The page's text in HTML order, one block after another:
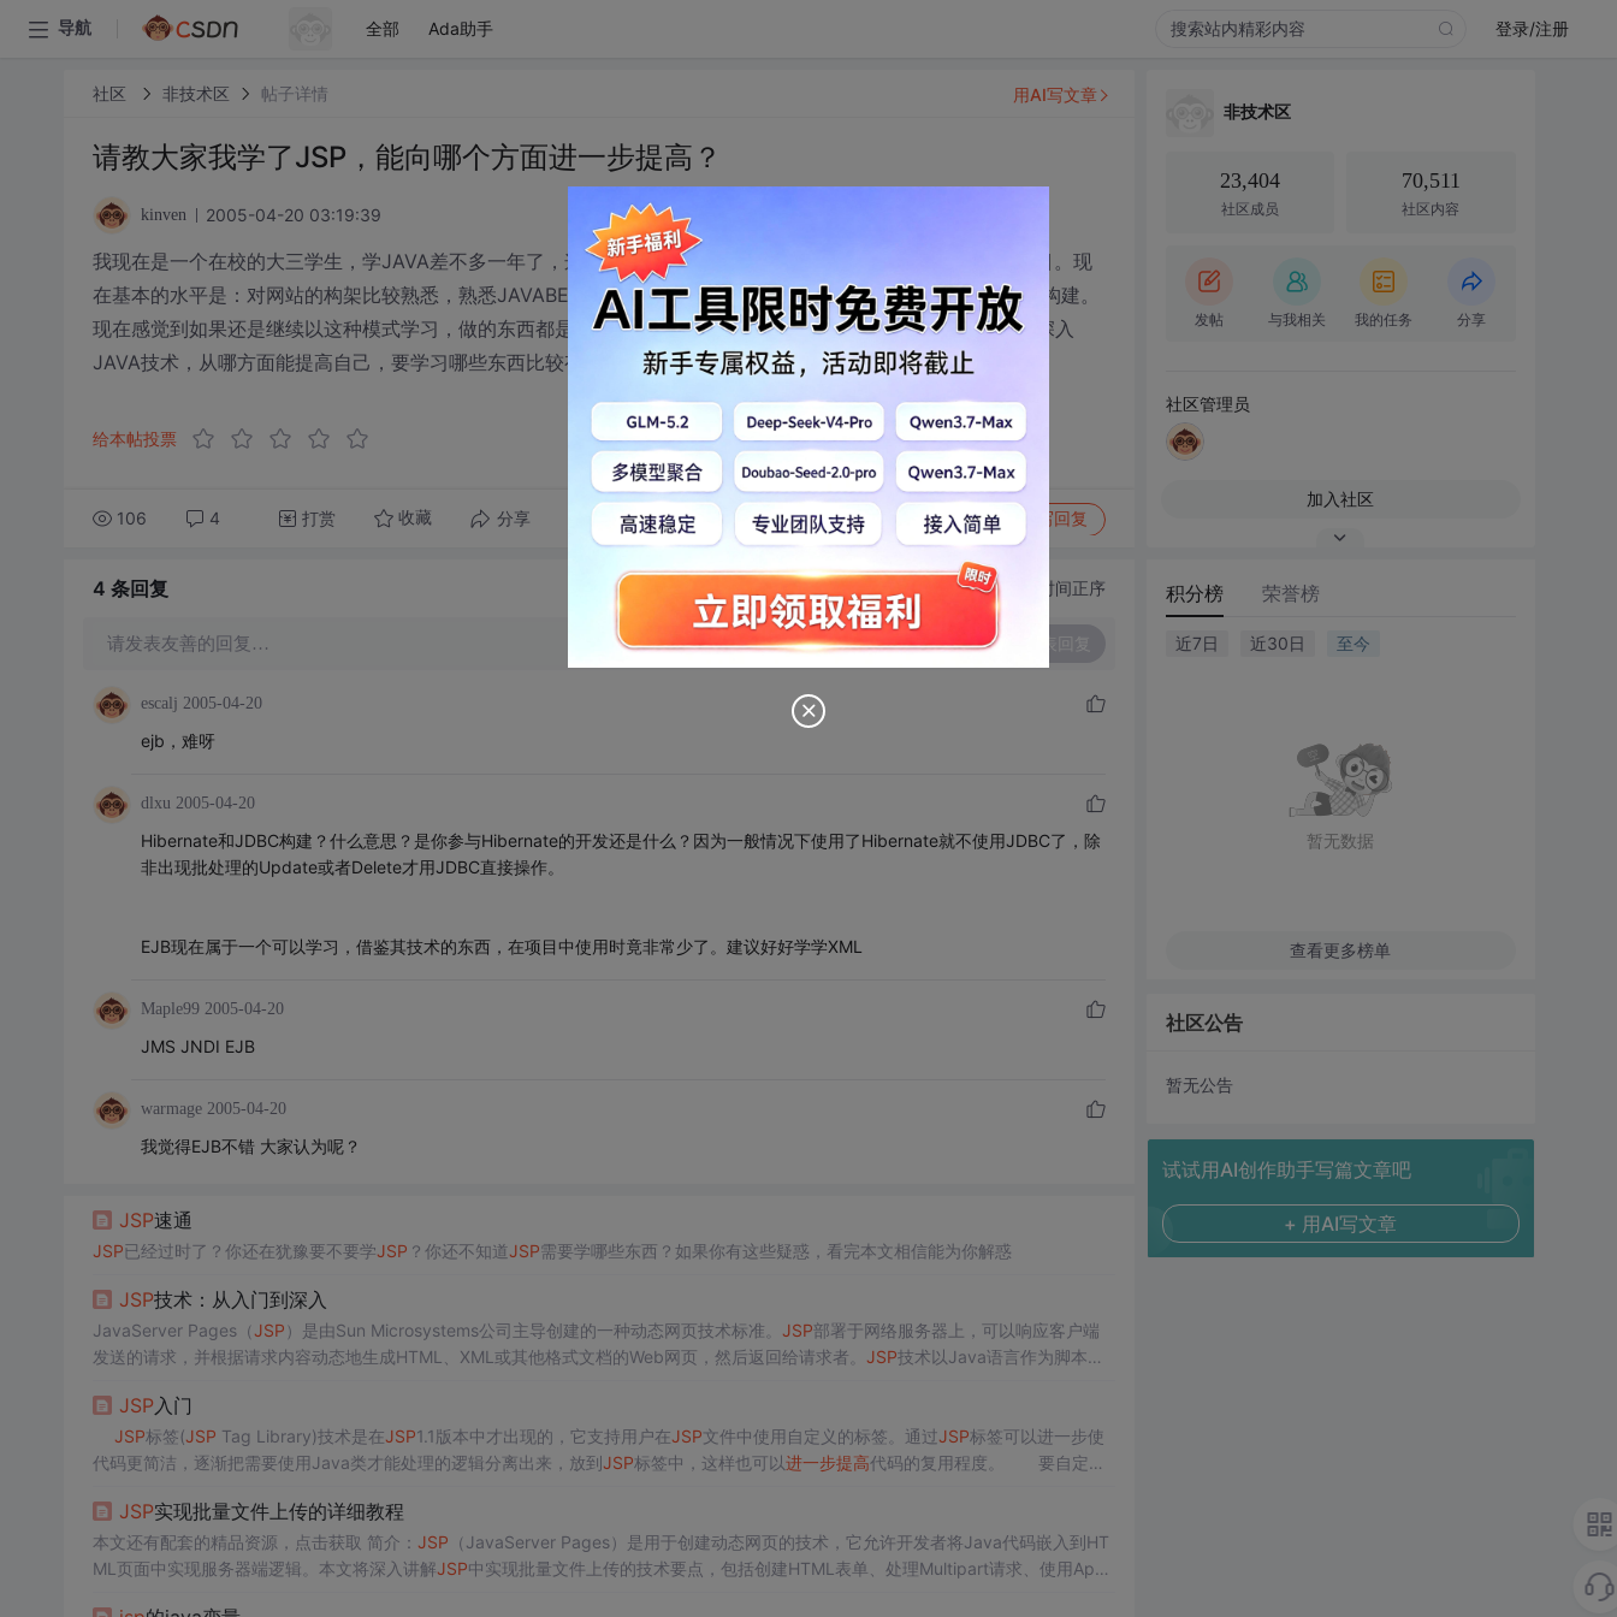
导航 全部 Ada助手 登录/注册
社区 非技术区 帖子详情
请教大家我学了JSP，能向哪个方面进一步提高？
kinven 2005-04-20 03:19:39
我现在是一个在校的大三学生，学JAVA差不多一年了，这其间主要学习的是JSP技术，也帮公司做过两个B/S项目。现
在基本的水平是：对网站的构架比较熟悉，熟悉JAVABEAN、JSP的编写，主要采用的技术是Hibernate和JDBC构建。
现在感觉到如果还是继续以这种模式学习，做的东西都是重复的，好像学不到新的技术。所以不知道如果要继续深入
JAVA技术，从哪方面能提高自己，要学习哪些东西比较有用？如果大家有相关的经验，请不吝指教。
给本帖投票
106 4 打赏 收藏 分享 转发到动态 举报 写回复
用AI写文章
4 条回复 切换为时间正序
请发表友善的回复…
escalj 2005-04-20
ejb，难呀
dlxu 2005-04-20
Hibernate和JDBC构建？什么意思？是你参与Hibernate的开发还是什么？因为一般情况下使用了Hibernate就不使用JDBC了，除
非出现批处理的Update或者Delete才用JDBC直接操作。
EJB现在属于一个可以学习，借鉴其技术的东西，在项目中使用时竟非常少了。建议好好学学XML
Maple99 2005-04-20
JMS JNDI EJB
warmage 2005-04-20
我觉得EJB不错 大家认为呢？
JSP速通
JSP已经过时了？你还在犹豫要不要学JSP ？你还不知道JSP需要学哪些东西？如果你有这些疑惑，看完本文相信能为你解惑
JSP技术：从入门到深入
JavaServer Pages（JSP ）是由Sun Microsystems公司主导创建的一种动态网页技术标准。 JSP部署于网络服务器上，可以响应客户端
发送的请求，并根据请求内容动态地生成HTML、XML或其他格式文档的Web网页，然后返回给请求者。 JSP技术以Java语言作为脚本语
而被广泛应用于各种网络应用程序的开发中。
JSP入门
JSP标签(JSP Tag Library)技术是在JSP1.1版本中才出现的，它支持用户在JSP文件中使用自定义的标签。通过JSP标签可以进一步使
代码更简洁，逐渐把需要使用Java类才能处理的逻辑分离出来，放到JSP标签中，这样也可以进一步提高代码的复用程度。 要自定义
JSP实现批量文件上传的详细教程
本文还有配套的精品资源，点击获取 简介： JSP （JavaServer Pages）是用于创建动态网页的技术，它允许开发者将Java代码嵌入到HT
ML页面中实现服务器端逻辑。本文将深入讲解JSP中实现批量文件上传的技术要点，包括创建HTML表单、处理Multipart请求、使用Apac
非技术区
23,404
社区成员
70,511
社区内容
发帖 与我相关 我的任务 分享
社区管理员
加入社区
积分榜 荣誉榜
近7日 近30日 至今
暂无数据
查看更多榜单
社区公告
暂无公告
试试用AI创作助手写篇文章吧
+ 用AI写文章